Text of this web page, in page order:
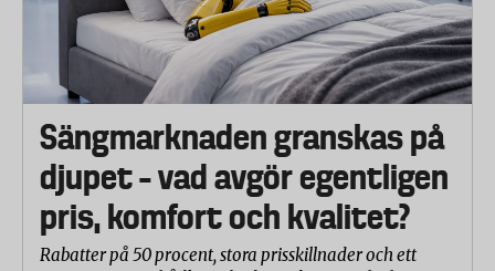
Sängmarknaden granskas på
djupet – vad avgör egentligen
pris, komfort och kvalitet?
Rabatter på 50 procent, stora prisskillnader och ett